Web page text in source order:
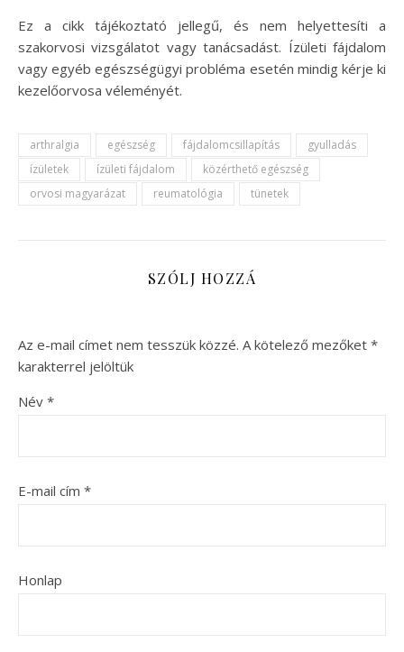
Ez a cikk tájékoztató jellegű, és nem helyettesíti a
szakorvosi vizsgálatot vagy tanácsadást. Ízületi fájdalom
vagy egyéb egészségügyi probléma esetén mindig kérje ki
kezelőorvosa véleményét.
arthralgia egészség fájdalomcsillapítás
gyulladás
ízületek
ízületi fájdalom
közérthető egészség
orvosi magyarázat
reumatológia tünetek
SZÓLJ HOZZÁ
Az e-mail címet nem tesszük közzé. A kötelező mezőket *
karakterrel jelöltük
Név *
E-mail cím *
Honlap